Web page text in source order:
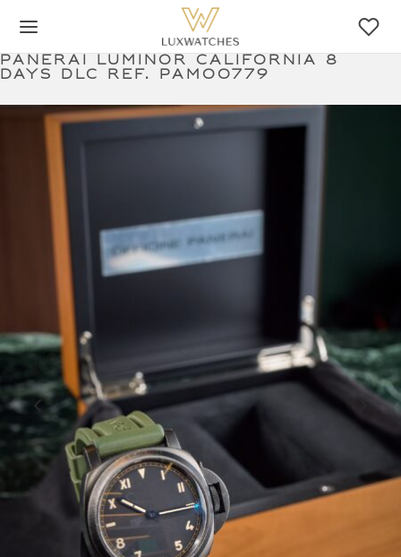
Panerai Luminor California 8
Days DLC ref. PAM00779